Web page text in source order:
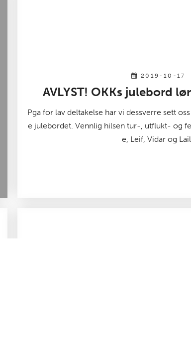
2019-10-17
AVLYST! OKKs julebord
Pga for lav deltakelse har vi dessverre sett
e julebordet. Vennlig hilsen tur-, utflukt- og
e, Leif, Vidar og